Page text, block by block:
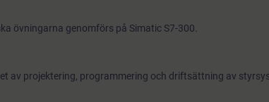
övningarna genomförs på Simatic S7-300.
av projektering, programmering och driftsättning av